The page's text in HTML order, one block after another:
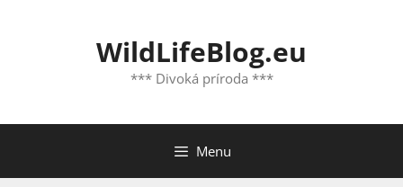
WildLifeBlog.eu
*** Divoká príroda ***
Menu